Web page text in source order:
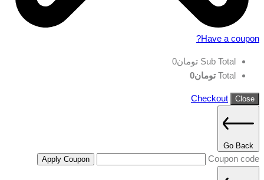
Have a coupon?
Sub Total تومان0
Total تومان0
Close
Checkout
Go Back
Coupon code
Apply Coupon